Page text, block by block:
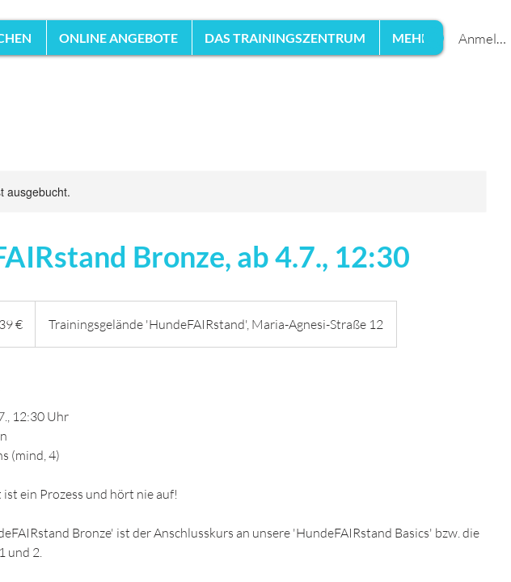
ONLINE ANGEBOTE DAS TRAININGSZENTRUM MEHR Anmelden
ausgebucht.
Bronze, ab 4.7., 12:30
€ Trainingsgelände 'HundeFAIRstand', Maria-Agnesi-Straße 12
12:30 Uhr
(mind, 4)
ein Prozess und hört nie auf!
Bronze' ist der Anschlusskurs an unsere 'HundeFAIRstand Basics' bzw. die
und 2.